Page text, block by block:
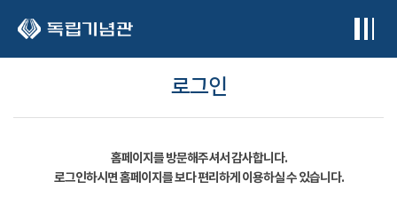
로그인
홈페이지를 방문해주셔서 감사합니다.
로그인하시면 홈페이지를 보다 편리하게 이용하실 수 있습니다.